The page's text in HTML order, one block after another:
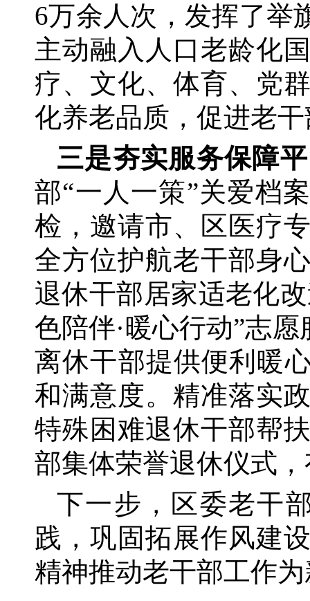
6万余人次，发挥了举
主动融入人口老龄化
疗、文化、体育、党
化养老品质，促进老
三是夯实服务保障
部“一人一策”关爱档
检，邀请市、区医疗
全方位护航老干部身
退休干部居家适老化
色陪伴·暖心行动”志
离休干部提供便利暖
和满意度。精准落实
特殊困难退休干部帮
部集体荣誉退休仪式
下一步，区委老干
践，巩固拓展作风建
精神推动老干部工作